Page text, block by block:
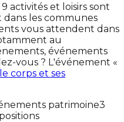
activités et loisirs sont
les communes
vous attendent dans
au
événements
vous ? L'événement «
corps et ses
patrimoine3